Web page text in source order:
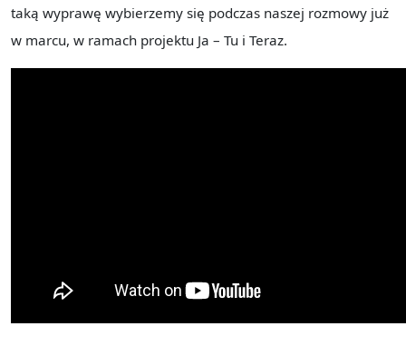
taką wyprawę wybierzemy się podczas naszej rozmowy już
w marcu, w ramach projektu Ja – Tu i Teraz.